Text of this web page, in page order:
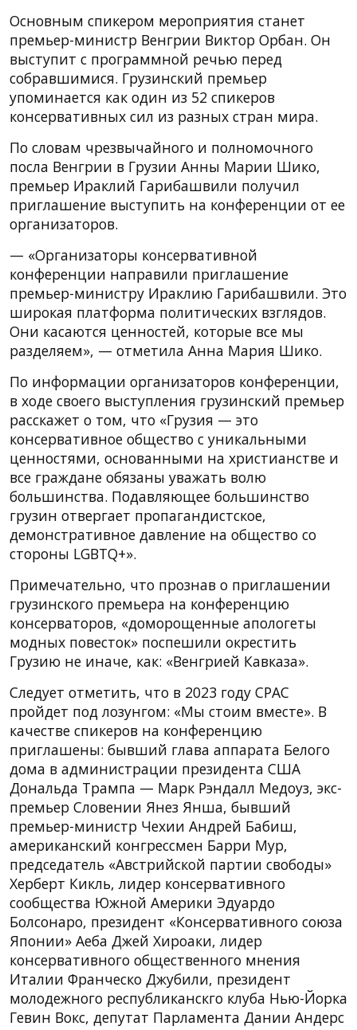
Основным спикером мероприятия станет
премьер-министр Венгрии Виктор Орбан. Он
выступит с программной речью перед
собравшимися. Грузинский премьер
упоминается как один из 52 спикеров
консервативных сил из разных стран мира.
По словам чрезвычайного и полномочного
посла Венгрии в Грузии Анны Марии Шико,
премьер Ираклий Гарибашвили получил
приглашение выступить на конференции от ее
организаторов.
— «Организаторы консервативной
конференции направили приглашение
премьер-министру Ираклию Гарибашвили. Это
широкая платформа политических взглядов.
Они касаются ценностей, которые все мы
разделяем», — отметила Анна Мария Шико.
По информации организаторов конференции,
в ходе своего выступления грузинский премьер
расскажет о том, что «Грузия — это
консервативное общество с уникальными
ценностями, основанными на христианстве и
все граждане обязаны уважать волю
большинства. Подавляющее большинство
грузин отвергает пропагандистское,
демонстративное давление на общество со
стороны LGBTQ+».
Примечательно, что прознав о приглашении
грузинского премьера на конференцию
консерваторов, «доморощенные апологеты
модных повесток» поспешили окрестить
Грузию не иначе, как: «Венгрией Кавказа».
Следует отметить, что в 2023 году CPAC
пройдет под лозунгом: «Мы стоим вместе». В
качестве спикеров на конференцию
приглашены: бывший глава аппарата Белого
дома в администрации президента США
Дональда Трампа — Марк Рэндалл Медоуз, экс-
премьер Словении Янез Янша, бывший
премьер-министр Чехии Андрей Бабиш,
американский конгрессмен Барри Мур,
председатель «Австрийской партии свободы»
Херберт Кикль, лидер консервативного
сообщества Южной Америки Эдуардо
Болсонаро, президент «Консервативного союза
Японии» Аеба Джей Хироаки, лидер
консервативного общественного мнения
Италии Франческо Джубили, президент
молодежного республиканскго клуба Нью-Йорка
Гевин Вокс, депутат Парламента Дании Андерс